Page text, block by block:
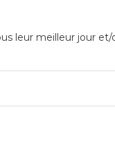
leur meilleur jour et/